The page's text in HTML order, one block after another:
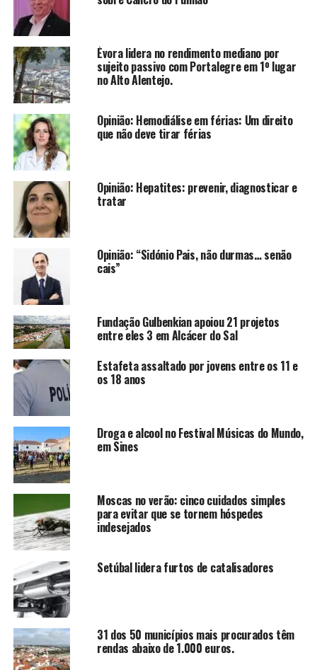
Évora lidera no rendimento mediano por
sujeito passivo com Portalegre em 1º lugar
no Alto Alentejo.
Opinião: Hemodiálise em férias: Um direito
que não deve tirar férias
Opinião: Hepatites: prevenir, diagnosticar e
tratar
Opinião: “Sidónio Pais, não durmas… senão
cais”
Fundação Gulbenkian apoiou 21 projetos
entre eles 3 em Alcácer do Sal
Estafeta assaltado por jovens entre os 11 e
os 18 anos
Droga e alcool no Festival Músicas do Mundo,
em Sines
Moscas no verão: cinco cuidados simples
para evitar que se tornem hóspedes
indesejados
Setúbal lidera furtos de catalisadores
31 dos 50 municípios mais procurados têm
rendas abaixo de 1.000 euros.